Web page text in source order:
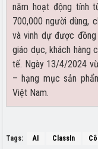
năm hoạt động tính
700,000 người dùng,
và vinh dự được
giáo dục, khách hàng
tế. Ngày 13/4/2024
– hạng mục sản
Việt Nam.
Tags: AI ClassIn